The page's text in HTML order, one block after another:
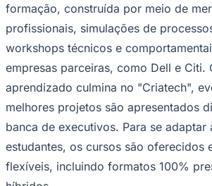
formação, construída por meio de
profissionais, simulações de
workshops técnicos e
empresas parceiras, como Dell e Citi.
aprendizado culmina no "Criatech",
melhores projetos são apresentados
banca de executivos. Para se adaptar
estudantes, os cursos são oferecidos
flexíveis, incluindo formatos 100%